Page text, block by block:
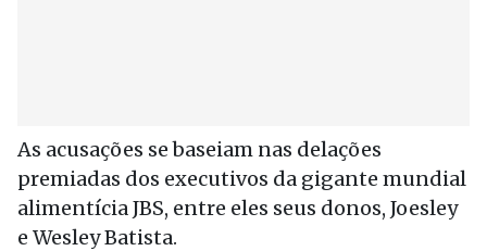
As acusações se baseiam nas delações
premiadas dos executivos da gigante mundial
alimentícia JBS, entre eles seus donos, Joesley
e Wesley Batista.